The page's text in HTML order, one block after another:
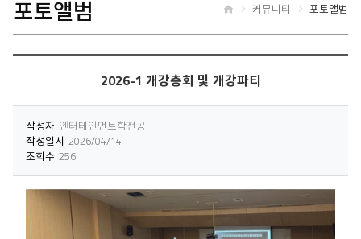
포토앨범 커뮤니티 포토앨범
2026-1 개강총회 및 개강파티
작성자 엔터테인먼트학전공
작성일시 2026/04/14
조회수 256